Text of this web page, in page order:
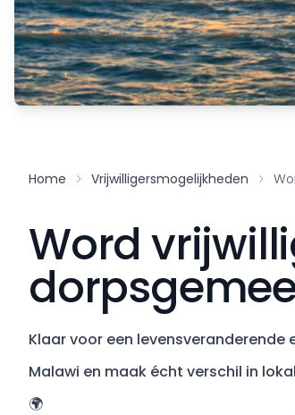
Home Vrijwilligersmogelijkheden
Word
Klaar voor een
Malawi en maak écht verschil in
🌍